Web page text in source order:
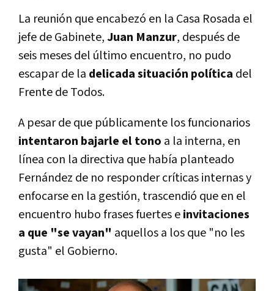
La reunión que encabezó en la Casa Rosada el
jefe de Gabinete,Juan Manzur, después de
seis meses del último encuentro, no pudo
escapar de la delicada situación política del
Frente de Todos.
A pesar de que públicamente los funcionarios
intentaron bajarle el tono a la interna, en
línea con la directiva que había planteado
Fernández de no responder críticas internas y
enfocarse en la gestión, trascendió que en el
encuentro hubo frases fuertes einvitaciones
a que "se vayan" aquellos a los que "no les
gusta" el Gobierno.